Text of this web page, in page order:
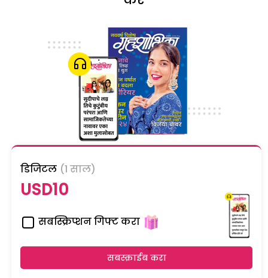
डिजिटल (1 साल)
USD10
सबस्क्रिप्शन गिफ्ट करा
सबस्क्राईब करा